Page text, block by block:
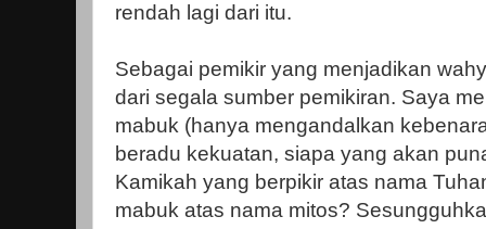
rendah lagi dari itu.
Sebagai pemikir yang menjadikan
dari segala sumber pemikiran. Saya
mabuk (hanya mengandalkan
beradu kekuatan, siapa yang akan
Kamikah yang berpikir atas nama
mabuk atas nama mitos?